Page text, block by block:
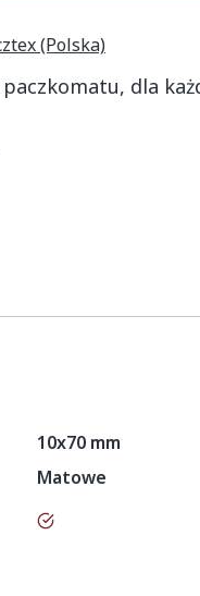
(Polska)
dla
10x70 mm
Matowe
tak